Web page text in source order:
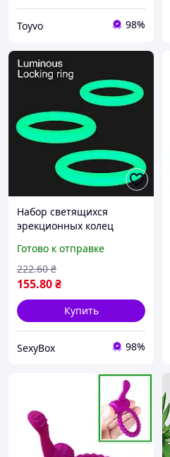
Toyvo 98%
Набор светящихся
эрекционных колец
интимный аксессуар для
мужчин кольцо для акта 3
шт
Готово к отправке
155.80₴
222.60 ₴
Купить
SexyBox 98%